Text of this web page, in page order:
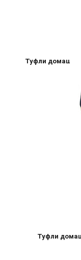
Туфли
Туфли